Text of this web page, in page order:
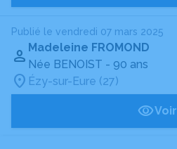
Publié le vendredi 07 mars 2025
Madeleine FROMOND
Née BENOIST - 90 ans
Ézy-sur-Eure (27)
Voir